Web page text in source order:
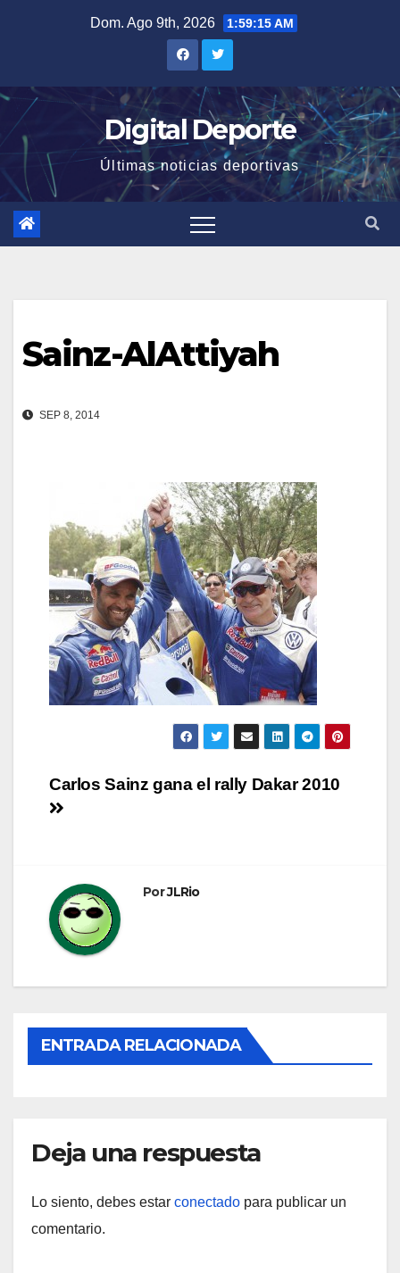
Dom. Ago 9th, 2026 1:59:15 AM
Digital Deporte
Últimas noticias deportivas
Sainz-AlAttiyah
SEP 8, 2014
Navegación
Carlos Sainz gana el rally Dakar 2010
PorJLRio
ENTRADA RELACIONADA
Deja una respuesta
Lo siento, debes estar conectado para publicar un
comentario.